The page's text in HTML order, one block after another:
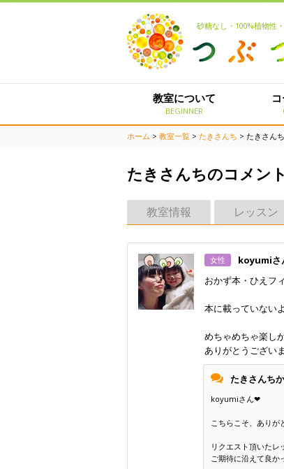
砂糖なし・100%植物性
教室について
BEGINNER
ホーム > 教室一覧 > たきさんち > たきさん
たきさんちのコメン
教室情報 レッスン
女性 koyumiさ
おかず本・ひえフ
本に載っていない
めちゃめちゃ楽し
ありがとうござい
たきさんち
koyumiさん❤
こちらこそ、ありが
リクエスト頂いたレ
ご期待に沿えて良か